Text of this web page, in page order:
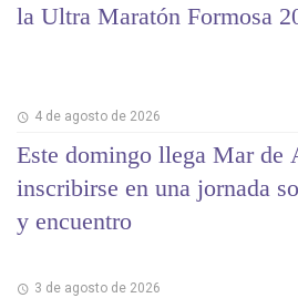
la Ultra Maratón Formosa
4 de agosto de 2026
Este domingo llega Mar de
inscribirse en una jornada
y encuentro
3 de agosto de 2026